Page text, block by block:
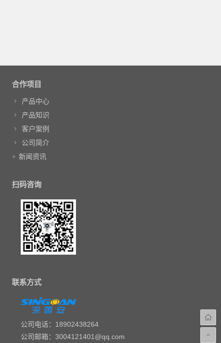
合作项目
产品中心
产品知识
客户案例
公司简介
新闻资讯
扫码咨询
联系方式
公司电话：18902438264
公司邮箱：3004121401@qq.com